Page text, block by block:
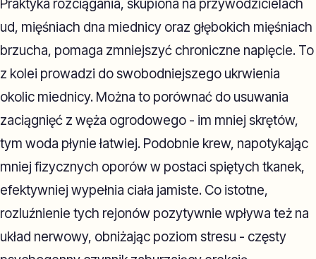
Praktyka rozciągania, skupiona na przywodzicielach
ud, mięśniach dna miednicy oraz głębokich mięśniach
brzucha, pomaga zmniejszyć chroniczne napięcie. To
z kolei prowadzi do swobodniejszego ukrwienia
okolic miednicy. Można to porównać do usuwania
zaciągnięć z węża ogrodowego - im mniej skrętów,
tym woda płynie łatwiej. Podobnie krew, napotykając
mniej fizycznych oporów w postaci spiętych tkanek,
efektywniej wypełnia ciała jamiste. Co istotne,
rozluźnienie tych rejonów pozytywnie wpływa też na
układ nerwowy, obniżając poziom stresu - częsty